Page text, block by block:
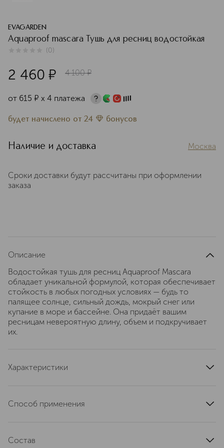
EVAGARDEN
Aquaproof mascara Тушь для ресниц водостойкая
(0)
2 460 ¤ 4 100 ¤
от 615 ¤ х 4 платежа
будет начислено от 24 бонусов
Наличие и доставка Москва
Сроки доставки будут рассчитаны при оформлении
заказа
Описание
Водостойкая тушь для ресниц Aquaproof Mascara
обладает уникальной формулой, которая обеспечивает
стойкость в любых погодных условиях — будь то
палящее солнце, сильный дождь, мокрый снег или
купание в море и бассейне. Она придаёт вашим
ресницам невероятную длину, объем и подкручивает
их.
Характеристики
артикул
Способ применения
ресницы, обеспечивая качественное прокрашивание
Состав